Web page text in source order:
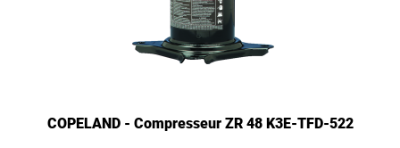
COPELAND - Compresseur ZR 48 K3E-TFD-522